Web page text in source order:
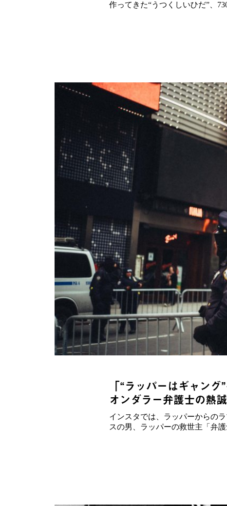
作ってきた“うつくしいひだ”、
「“ラッパーはギャン
オンダラー弁護士の熱誠
インスタでは、ラッパーからの
スの男、ラッパーの救世主「弁護